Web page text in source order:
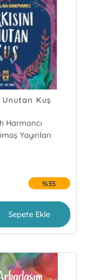
Unutan Kuş
Harmancı
Yayınları
%35
Sepete Ekle